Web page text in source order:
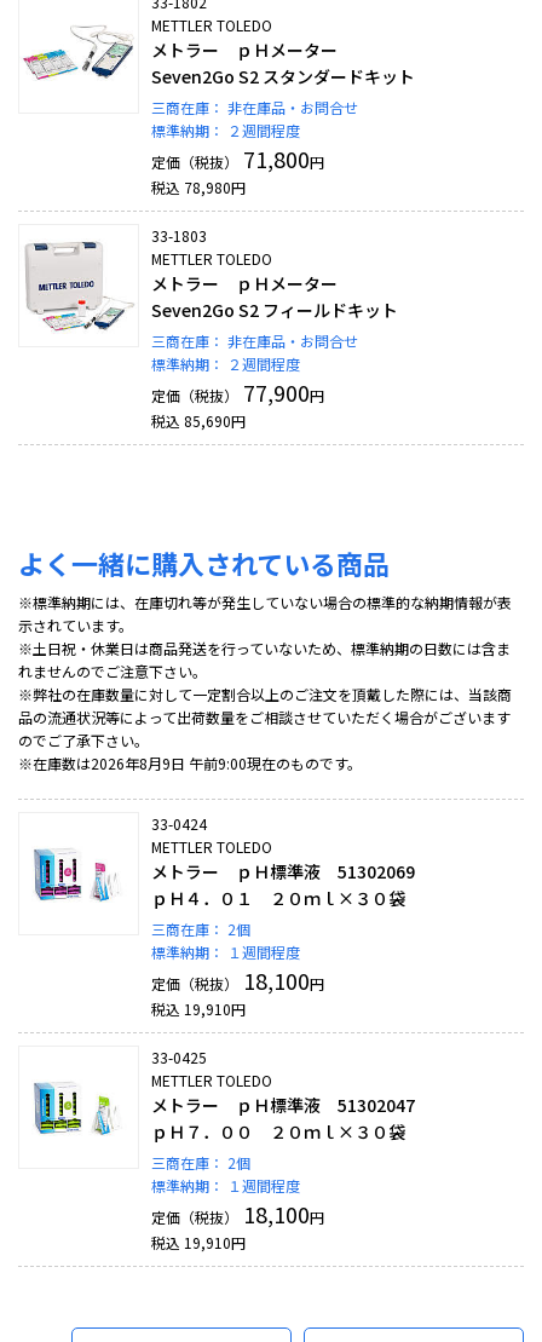
METTLER TOLEDO
メトラー ｐＨメーター
Seven2Go S2 スタンダードキット
三商在庫： 非在庫品・お問合せ
標準納期：
２週間程度
定価（税抜）
71,800円
税込 78,980円
33-1803
METTLER TOLEDO
メトラー ｐＨメーター
Seven2Go S2 フィールドキット
三商在庫： 非在庫品・お問合せ
標準納期：
２週間程度
定価（税抜）
77,900円
税込 85,690円
よく一緒に購入されている商品
※標準納期には、在庫切れ等が発生していない場合の標準的な納期情報が表
示されています。
※土日祝・休業日は商品発送を行っていないため、標準納期の日数には含ま
れませんのでご注意下さい。
※弊社の在庫数量に対して一定割合以上のご注文を頂戴した際には、当該商
品の流通状況等によって出荷数量をご相談させていただく場合がございます
のでご了承下さい。
※在庫数は2026年8月9日 午前9:00現在のものです。
33-0424
METTLER TOLEDO
メトラー ｐＨ標準液 51302069
ｐＨ４．０１ ２０ｍｌ×３０袋
三商在庫： 2個
標準納期：
１週間程度
定価（税抜）
18,100円
税込 19,910円
33-0425
METTLER TOLEDO
メトラー ｐＨ標準液 51302047
ｐＨ７．００ ２０ｍｌ×３０袋
三商在庫： 2個
標準納期：
１週間程度
定価（税抜）
18,100円
税込 19,910円